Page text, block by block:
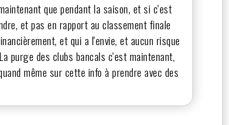
que pendant la saison, et si c'est
et pas en rapport au classement finale
et qui a l'envie, et aucun risque
purge des clubs bancals c'est maintenant,
même sur cette info à prendre avec des